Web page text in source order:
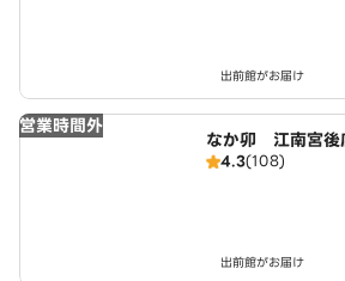
出前館がお届け
営業時間外
なか卯 江南宮後
4.3(108)
出前館がお届け